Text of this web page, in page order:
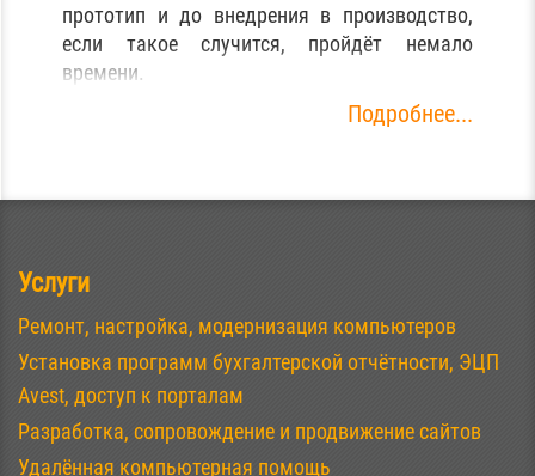
прототип и до внедрения в производство,
если такое случится, пройдёт немало
времени.
Подробнее...
Услуги
Ремонт, настройка, модернизация компьютеров
Установка программ бухгалтерской отчётности, ЭЦП
Avest, доступ к порталам
Разработка, сопровождение и продвижение сайтов
Удалённая компьютерная помощь